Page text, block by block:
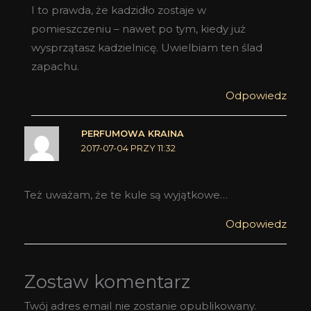
I to prawda, że kadzidło zostaje w
pomieszczeniu – nawet po tym, kiedy już
wysprzątasz kadzielnicę. Uwielbiam ten ślad
zapachu.
Odpowiedz
PERFUMOWA KRAINA
2017-07-04 PRZY 11:32
Też uważam, że te kule są wyjątkowe…
Odpowiedz
Zostaw komentarz
Twój adres email nie zostanie opublikowany.